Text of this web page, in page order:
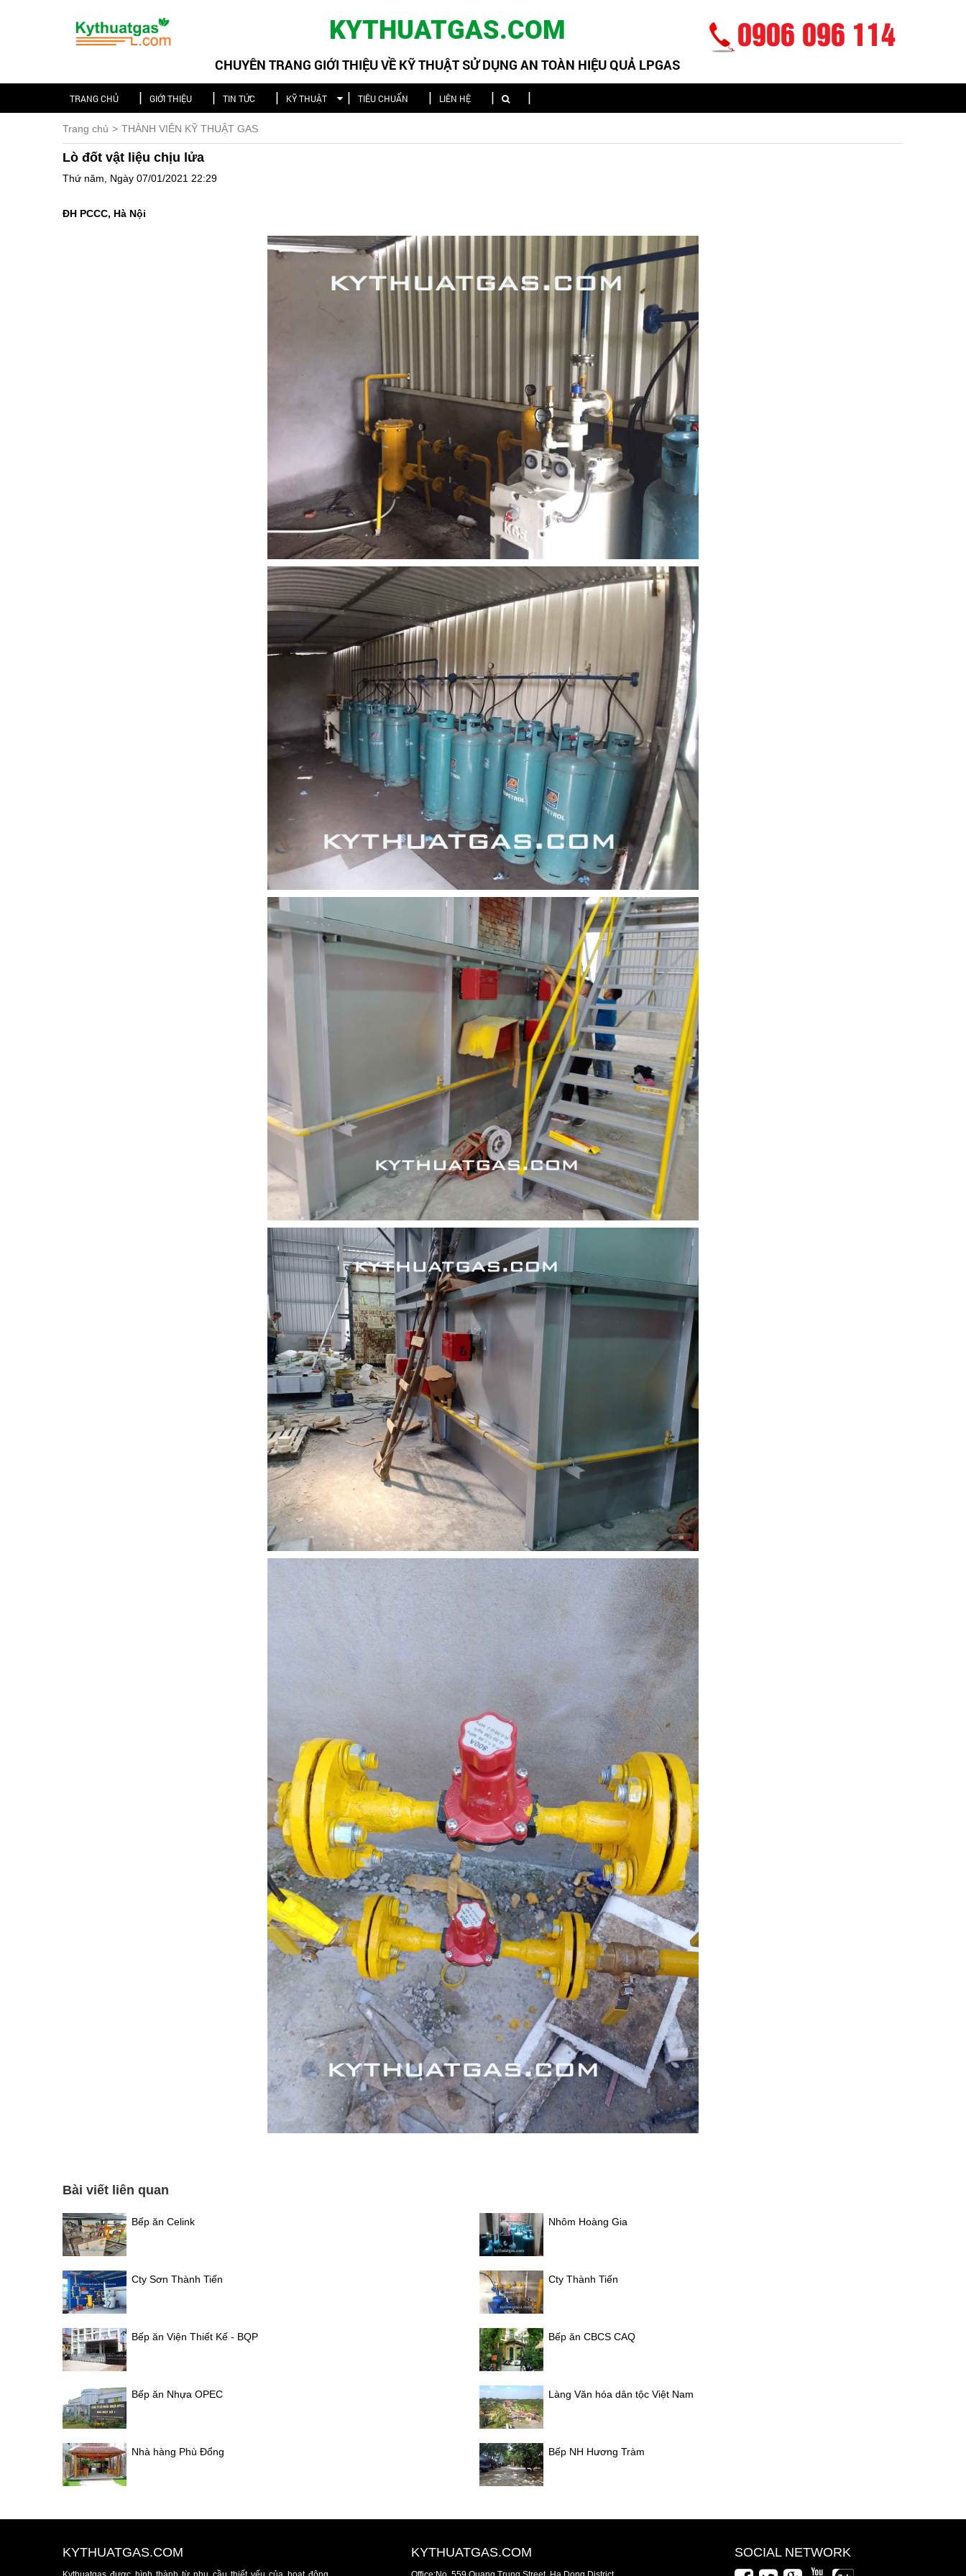
KYTHUATGAS.COM
CHUYÊN TRANG GIỚI THIỆU VỀ KỸ THUẬT SỬ DỤNG AN TOÀN HIỆU QUẢ LPGAS
0906 096 114
TRANG CHỦ GIỚI THIỆU TIN TỨC KỸ THUẬT TIÊU CHUẨN LIÊN HỆ
Trang chủ THÀNH VIÊN KỸ THUẬT GAS
Lò đốt vật liệu chịu lửa
Thứ năm, Ngày 07/01/2021 22:29
ĐH PCCC, Hà Nội
Bài viết liên quan
Bếp ăn Celink Nhôm Hoàng Gia
Cty Sơn Thành Tiến Cty Thành Tiến
Bếp ăn Viện Thiết Kế - BQP Bếp ăn CBCS CAQ
Bếp ăn Nhựa OPEC Làng Văn hóa dân tộc Việt Nam
Nhà hàng Phù Đổng Bếp NH Hương Tràm
KYTHUATGAS.COM KYTHUATGAS.COM SOCIAL NETWORK